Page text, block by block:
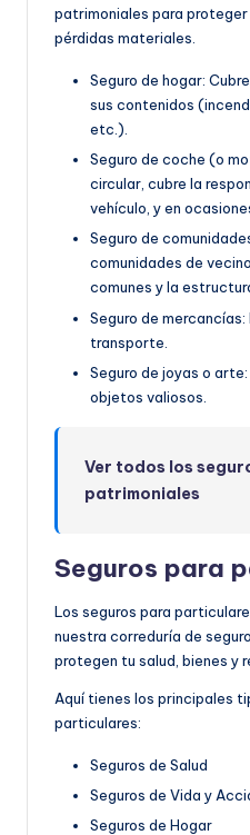
patrimoniales para
pérdidas materiales.
Seguro de hogar:
sus contenidos
etc.).
Seguro de coche (o
circular, cubre la
vehículo, y en
Seguro de
comunidades de
comunes y la
Seguro de
transporte.
Seguro de joyas o
objetos valiosos.
Ver todos los
patrimoniales
Seguros para
Los seguros para
nuestra correduría de
protegen tu salud, bienes y
Aquí tienes los principales
particulares:
Seguros de Salud
Seguros de Vida y
Seguros de Hogar